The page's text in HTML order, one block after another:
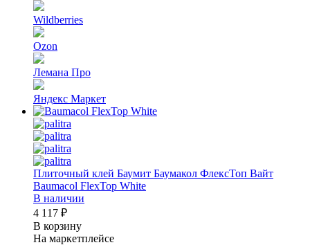
Wildberries
Ozon
Лемана Про
Яндекс Маркет
Плиточный клей Баумит Баумакол ФлексТоп Вайт
Baumacol FlexTop White
В наличии
4 117 ₽
В корзину
На маркетплейсе